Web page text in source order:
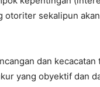
otoriter sekalipun
dan
yang obyektif dan